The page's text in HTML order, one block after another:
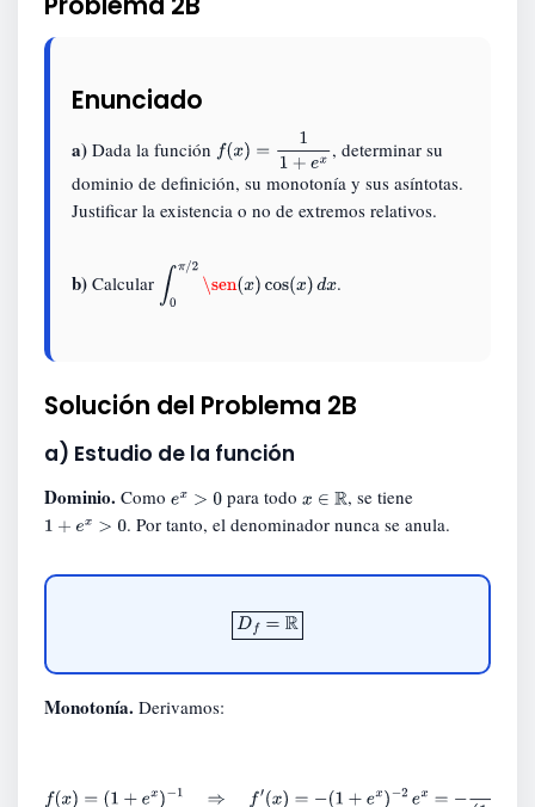
Enunciado
a) Dada la función f(x)= 11 +ex
, determinar su
dominio de definición, su monotonía y sus asíntotas.
Justificar la existencia o no de extremos relativos.
b) Calcular 0 \sen(x)cos(x)dx .
Solución del Problema 2B
a) Estudio de la función
Dominio. Como ex >0 para todo x∈R , se tiene
1 +e x>0 . Por tanto, el denominador nunca se anula.
Df =R
Monotonía. Derivamos:
f x) =(1+ex)− ⇒f′( −(1+e x) −2ex =− ex(1+ex) 2.